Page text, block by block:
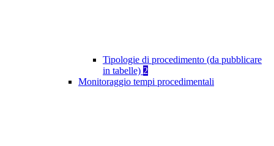
Tipologie di procedimento (da pubblicare
in tabelle) 2
Monitoraggio tempi procedimentali